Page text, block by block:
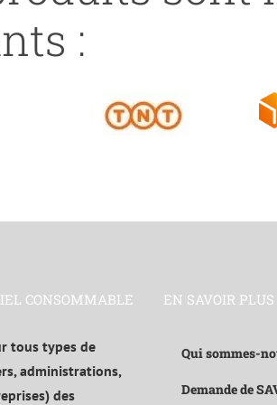
:
CONSOMMABLE
tous types de
administrations,
des
EN SAVOIR PLUS
Qui sommes-
Demande de